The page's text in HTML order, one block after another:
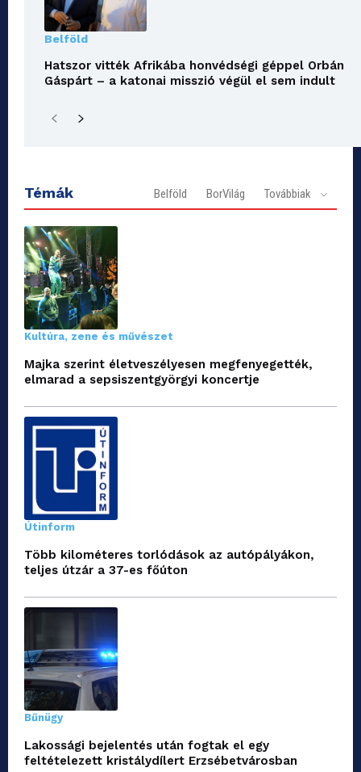
Belföld
Hatszor vitték Afrikába honvédségi géppel Orbán
Gáspárt – a katonai misszió végül el sem indult
Témák Belföld BorVilág Továbbiak
Kultúra, zene és művészet
Majka szerint életveszélyesen megfenyegették,
elmarad a sepsiszentgyörgyi koncertje
Útinform
Több kilométeres torlódások az autópályákon,
teljes útzár a 37-es főúton
Bűnügy
Lakossági bejelentés után fogtak el egy
feltételezett kristálydílert Erzsébetvárosban